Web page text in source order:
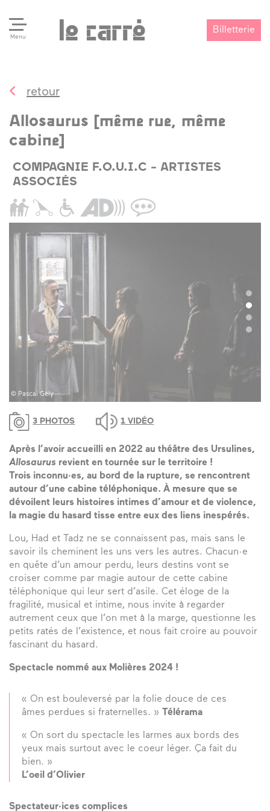
Menu
Billetterie
retour
Allosaurus [même rue, même
cabine]
COMPAGNIE F.O.U.I.C - ARTISTES
ASSOCIÉS
© Pascal Gély
3 PHOTOS 1 VIDÉO
Après l’avoir accueilli en 2022 au théâtre des Ursulines,
Allosaurus revient en tournée sur le territoire !
Trois inconnu·es, au bord de la rupture, se rencontrent
autour d’une cabine téléphonique. À mesure que se
dévoilent leurs histoires intimes d’amour et de violence,
la magie du hasard tisse entre eux des liens inespérés.
Lou, Had et Tadz ne se connaissent pas, mais sans le
savoir ils cheminent les uns vers les autres. Chacun·e
en quête d’un amour perdu, leurs destins vont se
croiser comme par magie autour de cette cabine
téléphonique qui leur sert d’asile. Cet éloge de la
fragilité, musical et intime, nous invite à regarder
autrement ceux que l’on met à la marge, questionne les
petits ratés de l’existence, et nous fait croire au pouvoir
fascinant du hasard.
Spectacle nommé aux Molières 2024 !
« On est bouleversé par la folie douce de ces
âmes perdues si fraternelles. » Télérama
« On sort du spectacle les larmes aux bords des
yeux mais surtout avec le coeur léger. Ça fait du
bien. »
L’oeil d’Olivier
Spectateur·ices complices